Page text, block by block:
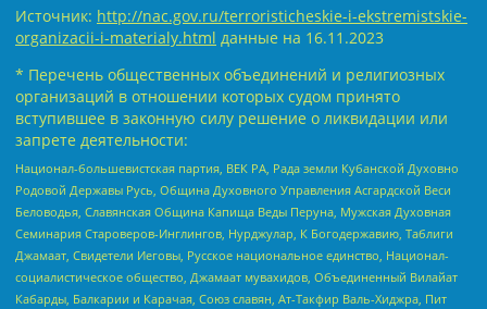
Источник: http://nac.gov.ru/terroristicheskie-i-ekstremistskie-
organizacii-i-materialy.html данные на 16.11.2023
* Перечень общественных объединений и религиозных
организаций в отношении которых судом принято
вступившее в законную силу решение о ликвидации или
запрете деятельности:
Национал-большевистская партия, ВЕК РА, Рада земли Кубанской Духовно
Родовой Державы Русь, Община Духовного Управления Асгардской Веси
Беловодья, Славянская Община Капища Веды Перуна, Мужская Духовная
Семинария Староверов-Инглингов, Нурджулар, К Богодержавию, Таблиги
Джамаат, Свидетели Иеговы, Русское национальное единство, Национал-
социалистическое общество, Джамаат мувахидов, Объединенный Вилайат
Кабарды, Балкарии и Карачая, Союз славян, Ат-Такфир Валь-Хиджра, Пит